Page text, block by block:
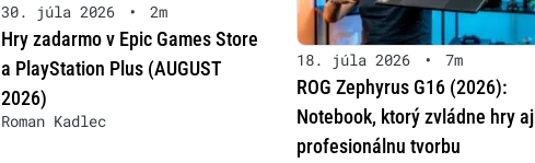
30. júla 2026 • 2m
Hry zadarmo v Epic Games Store
a PlayStation Plus (AUGUST
2026)
Roman Kadlec
18. júla 2026 • 7m
ROG Zephyrus G16 (2026):
Notebook, ktorý zvládne hry aj
profesionálnu tvorbu